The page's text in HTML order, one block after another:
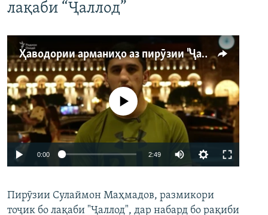
лақаби “Ҷаллод”
Ҳаводории арманиҳо аз пирӯзии "Ҷаллод"-и тоҷик
Феълан кор намекунад
0:00 2:49
360p
Пирӯзии Сулаймон Маҳмадов, размикори
тоҷик бо лақаби "Ҷаллод", дар набард бо рақиби